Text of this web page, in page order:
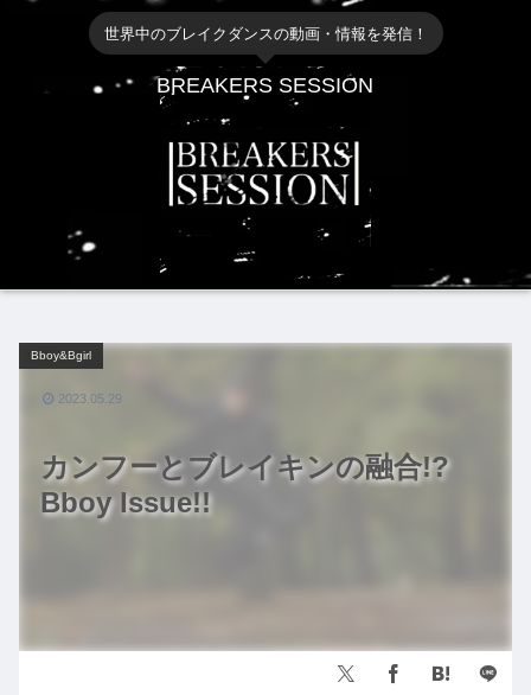
世界中のブレイクダンスの動画・情報を発信！
BREAKERS SESSION
カンフーとブレイキンの融合!?
Bboy Issue!!
Bboy&Bgirl
2023.05.29